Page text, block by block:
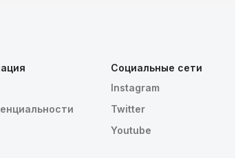
Социальные сети
Instagram
Twitter
Youtube